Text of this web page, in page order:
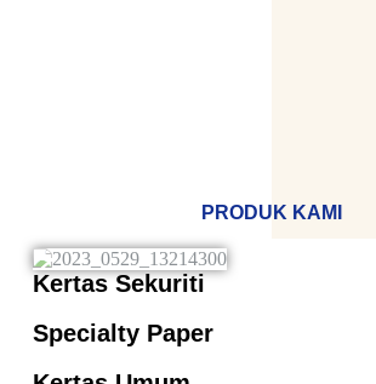
PRODUK KAMI
Kertas Sekuriti
Specialty Paper